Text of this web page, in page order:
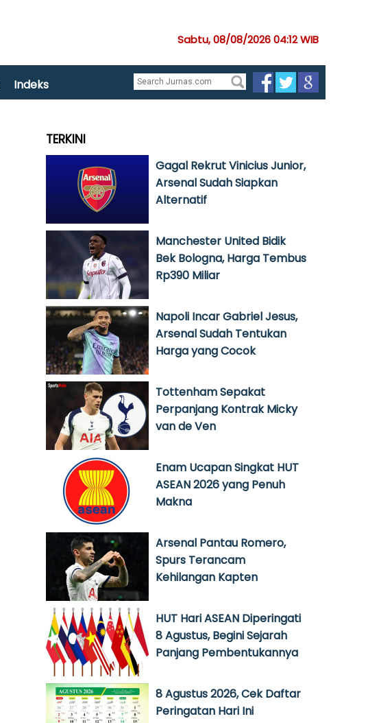
Sabtu, 08/08/2026 04:12 WIB
Indeks
TERKINI
Gagal Rekrut Vinicius Junior,
Arsenal Sudah Siapkan
Alternatif
Manchester United Bidik
Bek Bologna, Harga Tembus
Rp390 Miliar
Napoli Incar Gabriel Jesus,
Arsenal Sudah Tentukan
Harga yang Cocok
Tottenham Sepakat
Perpanjang Kontrak Micky
van de Ven
Enam Ucapan Singkat HUT
ASEAN 2026 yang Penuh
Makna
Arsenal Pantau Romero,
Spurs Terancam
Kehilangan Kapten
HUT Hari ASEAN Diperingati
8 Agustus, Begini Sejarah
Panjang Pembentukannya
8 Agustus 2026, Cek Daftar
Peringatan Hari Ini